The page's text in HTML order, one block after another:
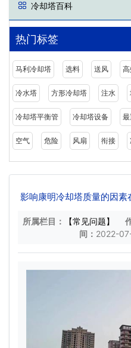
冷却塔百科
热门标签
马利冷却塔 选料 送风
冷水塔 方形冷却塔 注水
冷却塔平衡管 冷却塔设备
空气 危险 风扇 衔接
影响康明冷却塔质量的因素
所属栏目： 【常见问题】
间： 2022-